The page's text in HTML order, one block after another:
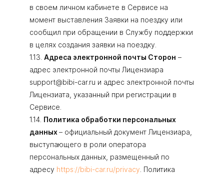
в своем личном кабинете в Сервисе на
момент выставления Заявки на поездку или
сообщил при обращении в Службу поддержки
в целях создания заявки на поездку.
1.13. Адреса электронной почты Сторон –
адрес электронной почты Лицензиара
support@bibi-car.ru и адрес электронной почты
Лицензиата, указанный при регистрации в
Сервисе.
1.14. Политика обработки персональных
данных– официальный документ Лицензиара,
выступающего в роли оператора
персональных данных, размещенный по
адресу https://bibi-car.ru/privacy . Политика